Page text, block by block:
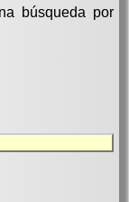
búsqueda por